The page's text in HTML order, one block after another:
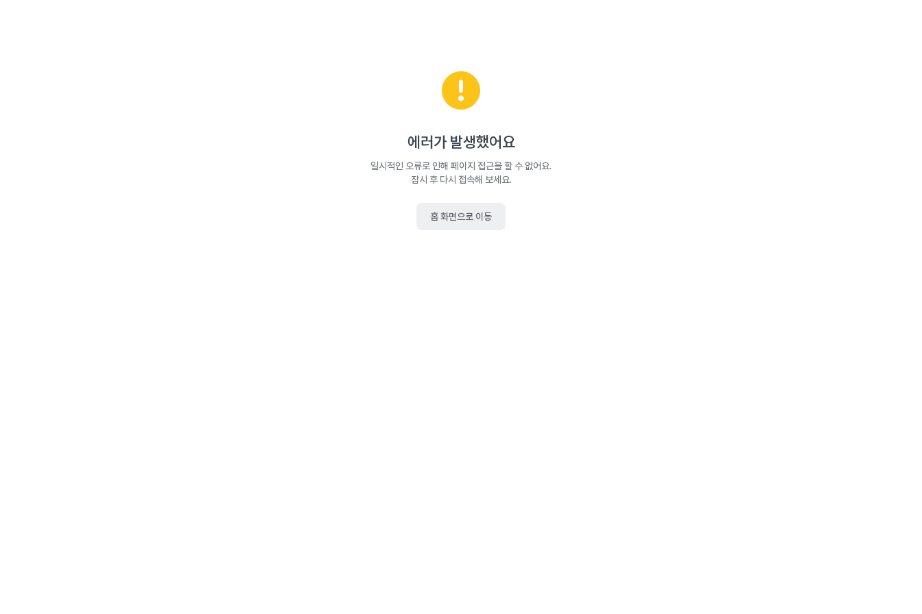
에러가 발생했어요
일시적인 오류로 인해 페이지 접근을 할 수 없어요.
잠시 후 다시 접속해 보세요.
홈 화면으로 이동